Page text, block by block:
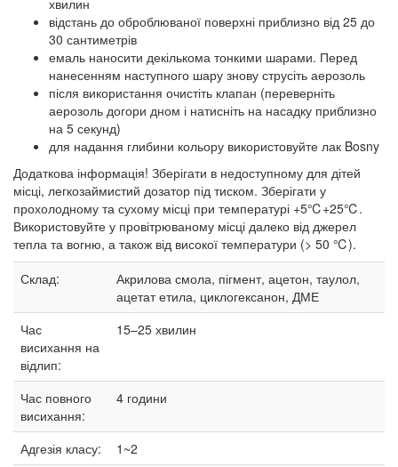
хвилин
відстань до оброблюваної поверхні приблизно від 25 до
30 сантиметрів
емаль наносити декількома тонкими шарами. Перед
нанесенням наступного шару знову струсіть аерозоль
після використання очистіть клапан (переверніть
аерозоль догори дном і натисніть на насадку приблизно
на 5 секунд)
для надання глибини кольору використовуйте лак Bosny
Додаткова інформація! Зберігати в недоступному для дітей
місці, легкозаймистий дозатор під тиском. Зберігати у
прохолодному та сухому місці при температурі +5℃+25℃.
Використовуйте у провітрюваному місці далеко від джерел
тепла та вогню, а також від високої температури (> 50 ℃).
Склад:
Акрилова смола, пігмент, ацетон, таулол,
ацетат етила, циклогексанон, ДМЕ
Час
висихання на
відлип:
15–25 хвилин
Час повного
висихання:
4 години
Адгезія класу:
1~2